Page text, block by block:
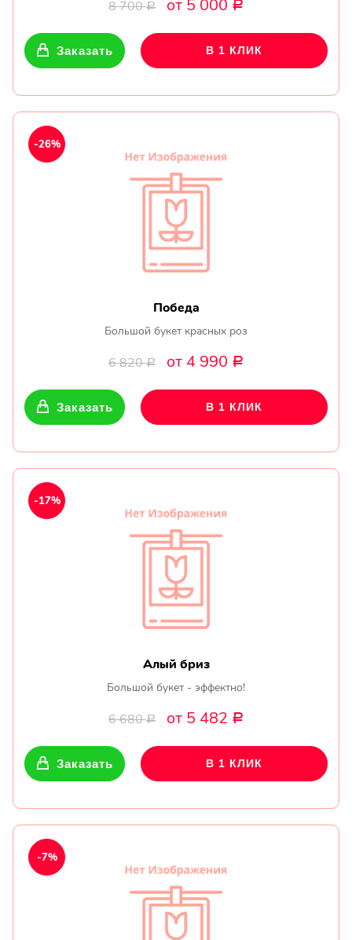
8 700Р от 5 000 Р
Заказать В 1 КЛИК
Победа
Большой букет красных роз
6 820Р от 4 990 Р
-26%
Заказать В 1 КЛИК
Алый бриз
Большой букет - эффектно!
6 680Р от 5 482 Р
-17%
Заказать В 1 КЛИК
-7%